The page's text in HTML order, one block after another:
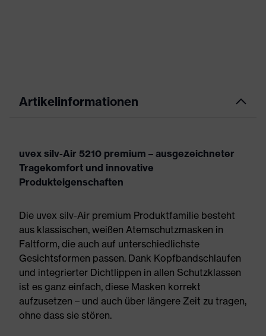
Artikelinformationen
uvex silv-Air 5210 premium – ausgezeichneter
Tragekomfort und innovative
Produkteigenschaften
Die uvex silv-Air premium Produktfamilie besteht
aus klassischen, weißen Atemschutzmasken in
Faltform, die auch auf unterschiedlichste
Gesichtsformen passen. Dank Kopfbandschlaufen
und integrierter Dichtlippen in allen Schutzklassen
ist es ganz einfach, diese Masken korrekt
aufzusetzen – und auch über längere Zeit zu tragen,
ohne dass sie stören.